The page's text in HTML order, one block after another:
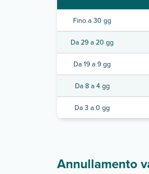
Fino a 30 gg
Da 29 a 20 gg
Da 19 a 9 gg
Da 8 a 4 gg
Da 3 a 0 gg
Annullamento